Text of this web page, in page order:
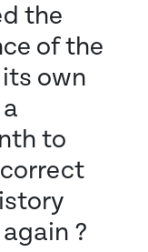
the
of the
own
to
?